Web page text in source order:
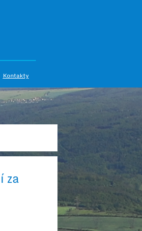
Kontakty
za